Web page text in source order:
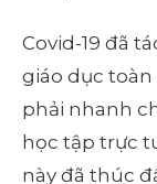
Covid-19 đã
giáo dục
phải nhanh
học tập trực
này đã thúc